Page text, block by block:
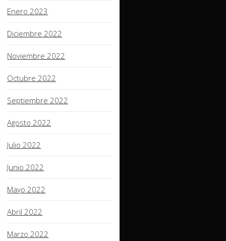
Enero 2023
Diciembre 2022
Noviembre 2022
Octubre 2022
Septiembre 2022
Agosto 2022
Julio 2022
Junio 2022
Mayo 2022
Abril 2022
Marzo 2022